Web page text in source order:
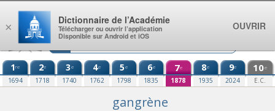
Aller au contenu
1re
1694
2e
1718
3e
1740
4e
1762
5e
1798
6e
1835
7e
1878
8e
1935
9e
2024
10e
E.C.
gangrène
×
Dictionnaire de l’Académie
Télécharger ou ouvrir l’application
Disponible sur Android et iOS
OUVRIR